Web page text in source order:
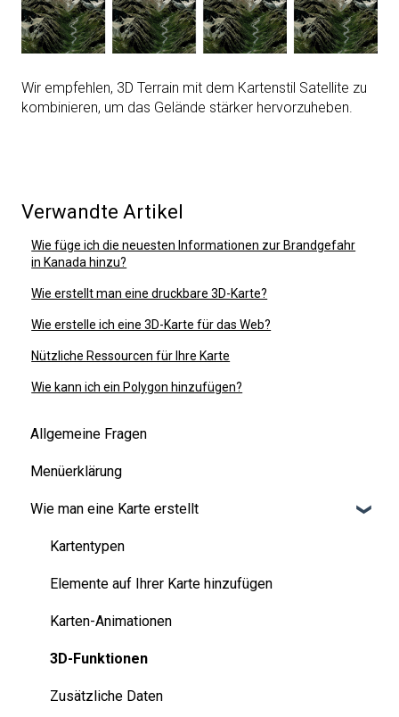
Wir empfehlen, 3D Terrain mit dem Kartenstil Satellite zu
kombinieren, um das Gelände stärker hervorzuheben.
Verwandte Artikel
Wie füge ich die neuesten Informationen zur Brandgefahr
in Kanada hinzu?
Wie erstellt man eine druckbare 3D-Karte?
Wie erstelle ich eine 3D-Karte für das Web?
Nützliche Ressourcen für Ihre Karte
Wie kann ich ein Polygon hinzufügen?
Allgemeine Fragen
Menüerklärung
Wie man eine Karte erstellt
Kartentypen
Elemente auf Ihrer Karte hinzufügen
Karten-Animationen
3D-Funktionen
Zusätzliche Daten